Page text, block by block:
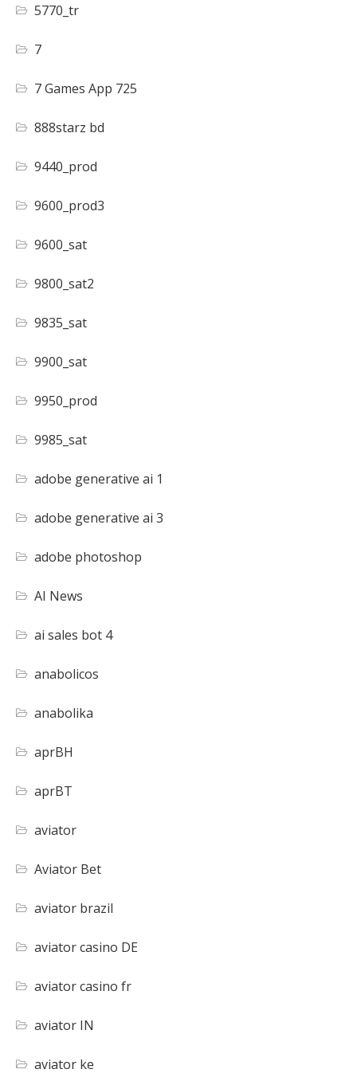
5770_tr
7
7 Games App 725
888starz bd
9440_prod
9600_prod3
9600_sat
9800_sat2
9835_sat
9900_sat
9950_prod
9985_sat
adobe generative ai 1
adobe generative ai 3
adobe photoshop
AI News
ai sales bot 4
anabolicos
anabolika
aprBH
aprBT
aviator
Aviator Bet
aviator brazil
aviator casino DE
aviator casino fr
aviator IN
aviator ke